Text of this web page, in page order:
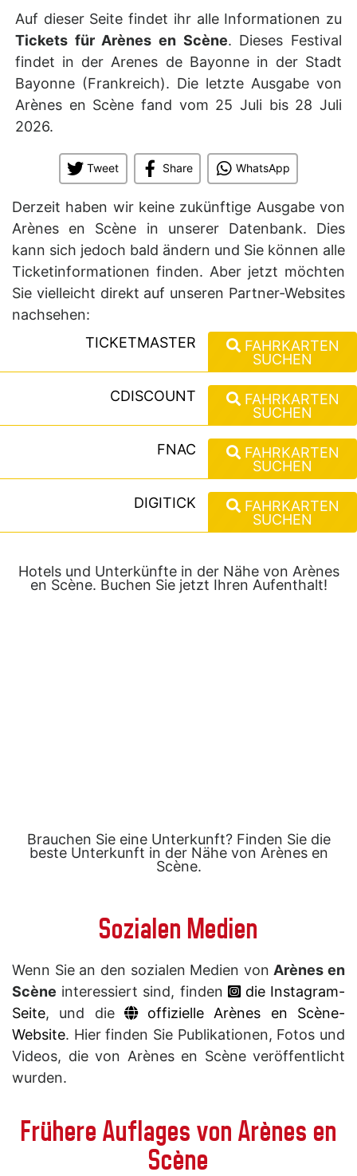
Auf dieser Seite findet ihr alle Informationen zu
Tickets für Arènes en Scène. Dieses Festival
findet in der Arenes de Bayonne in der Stadt
Bayonne (Frankreich). Die letzte Ausgabe von
Arènes en Scène fand vom 25 Juli bis 28 Juli
2026.
Tweet Share WhatsApp
Derzeit haben wir keine zukünftige Ausgabe von
Arènes en Scène in unserer Datenbank. Dies
kann sich jedoch bald ändern und Sie können alle
Ticketinformationen finden. Aber jetzt möchten
Sie vielleicht direkt auf unseren Partner-Websites
nachsehen:
TICKETMASTER
FAHRKARTEN
SUCHEN
CDISCOUNT
FAHRKARTEN
SUCHEN
FNAC
FAHRKARTEN
SUCHEN
DIGITICK
FAHRKARTEN
SUCHEN
Hotels und Unterkünfte in der Nähe von Arènes
en Scène. Buchen Sie jetzt Ihren Aufenthalt!
Brauchen Sie eine Unterkunft? Finden Sie die
beste Unterkunft in der Nähe von Arènes en
Scène.
Sozialen Medien
Wenn Sie an den sozialen Medien von Arènes en
Scène interessiert sind, finden
die Instagram-
Seite, und die
offizielle Arènes en Scène-
Website. Hier finden Sie Publikationen, Fotos und
Videos, die von Arènes en Scène veröffentlicht
wurden.
Frühere Auflages von Arènes en
Scène